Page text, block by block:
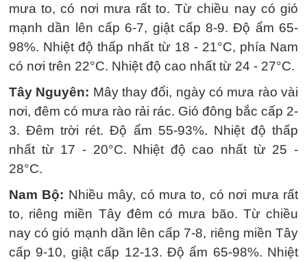
mưa to, có nơi mưa rất to. Từ chiều nay có gió
mạnh dần lên cấp 6-7, giật cấp 8-9. Độ ẩm 65-
98%. Nhiệt độ thấp nhất từ 18 - 21°C, phía Nam
có nơi trên 22°C. Nhiệt độ cao nhất từ 24 - 27°C.
Tây Nguyên: Mây thay đổi, ngày có mưa rào vài
nơi, đêm có mưa rào rải rác. Gió đông bắc cấp 2-
3. Đêm trời rét. Độ ẩm 55-93%. Nhiệt độ thấp
nhất từ 17 - 20°C. Nhiệt độ cao nhất từ 25 -
28°C.
Nam Bộ: Nhiều mây, có mưa to, có nơi mưa rất
to, riêng miền Tây đêm có mưa bão. Từ chiều
nay có gió mạnh dần lên cấp 7-8, riêng miền Tây
cấp 9-10, giật cấp 12-13. Độ ẩm 65-98%. Nhiệt